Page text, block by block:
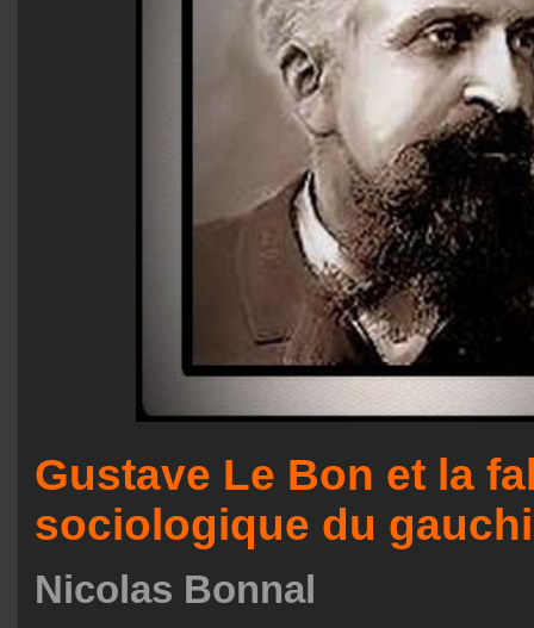
Gustave Le Bon et la
sociologique du
Nicolas Bonnal